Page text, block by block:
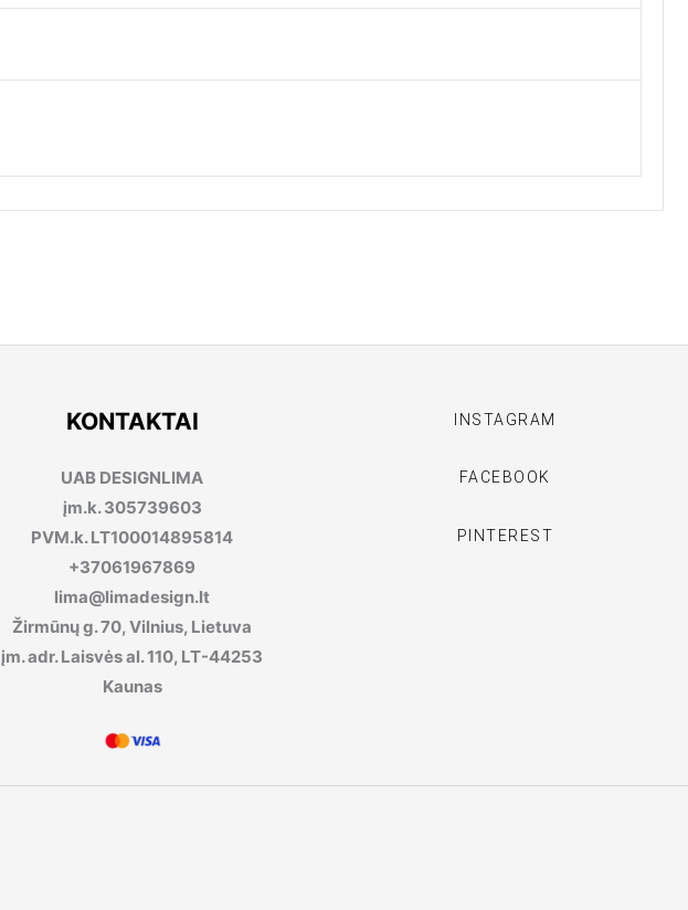
KONTAKTAI
UAB DESIGNLIMA
įm.k. 305739603
PVM.k. LT100014895814
+37061967869
lima@limadesign.lt
Žirmūnų g. 70, Vilnius, Lietuva
įm. adr. Laisvės al. 110, LT-44253
Kaunas
INSTAGRAM
FACEBOOK
PINTEREST